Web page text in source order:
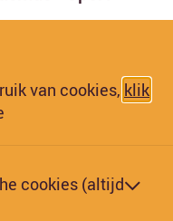
hiervan.
van cookies, klik
cookies (altijd